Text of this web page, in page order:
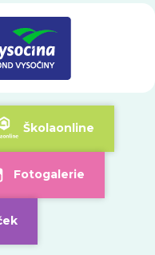
Školaonline
Fotogalerie